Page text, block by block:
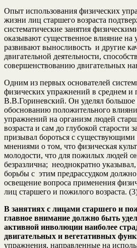
Опыт использования физических
жизни лиц старшего возраста
систематические занятия
оказывают существенное влияние на
развивают выносливость и другие
двигательной деятельности,
совершенствованию двигательных
Одним из первых основателей
физических упражнений в среднем и
В.В.Гориневский. Он уделял
обоснованию положительного
упражнений на организм людей
возраста и сам до глубокой старости
призывал бороться с
мнениями о том, что физическая
молодости, что для пожилых людей
безразлична; неоднократно
борьбы с этим предрассудком
освещение вопроса применения
лиц старшего и пожилого возраста.
В занятиях с лицами старшего и
главное внимание должно быть
активной инволюции наиболее
двигательных и вегетативных
упражнения, направленные на